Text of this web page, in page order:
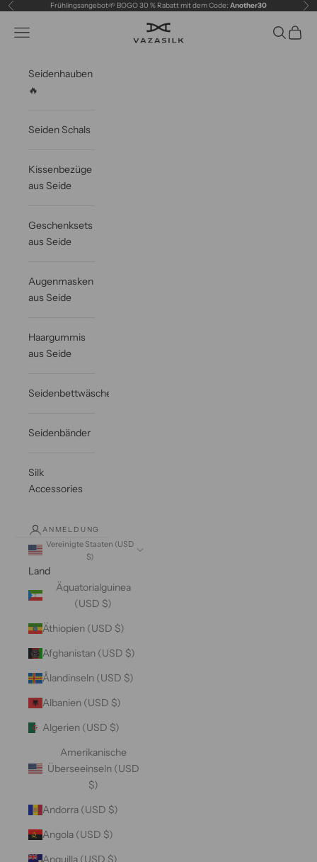
Zum Inhalt springen
Zurück Frühlingsangebot🌱 BOGO 30 % Rabatt mit dem Code: Another30 Vor
VAZASILK
Navigationsmenü öffnen Suche
Seidenhauben
🔥
Seiden Schals
Kissenbezüge
aus Seide
Geschenksets
aus Seide
Augenmasken
aus Seide
Haargummis
aus Seide
Seidenbettwäsche
Seidenbänder
Silk
Accessories
ANMELDUNG
Vereinigte Staaten (USD
$)
Land
Äquatorialguinea
(USD $)
Äthiopien (USD $)
Afghanistan (USD $)
Ålandinseln (USD $)
Albanien (USD $)
Algerien (USD $)
Amerikanische
Überseeinseln (USD
$)
Andorra (USD $)
Angola (USD $)
Anguilla (USD $)